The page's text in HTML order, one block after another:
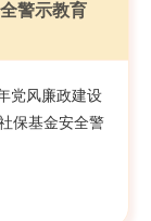
警示教育
党风廉政建设
保基金安全警